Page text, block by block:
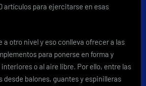
artículos para ejercitarse en esas
a otro nivel y eso conlleva ofrecer a las
para ponerse en forma y
o al aire libre. Por ello, entre las
desde balones, guantes y espinilleras